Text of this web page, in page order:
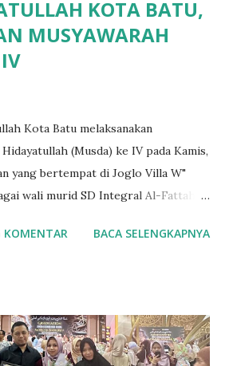
KOTA BATU,
MUSYAWARAH
Kota Batu melaksanakan
(Musda) ke IV pada Kamis,
yang bertempat di Joglo Villa W"
wali murid SD Integral Al-Fattah,
Islam saya persilahkan Villa
diantaranya, YPI Al-Fattah,
Batu (Mahaba) dan MI Alam
KOMENTAR BACA SELENGKAPNYA